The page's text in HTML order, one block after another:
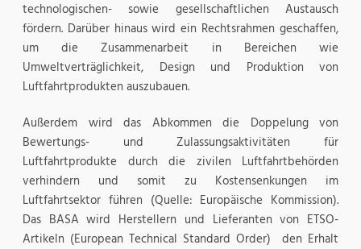
technologischen- sowie gesellschaftlichen Austausch
fördern. Darüber hinaus wird ein Rechtsrahmen geschaffen,
um die Zusammenarbeit in Bereichen wie
Umweltverträglichkeit, Design und Produktion von
Luftfahrtprodukten auszubauen.
Außerdem wird das Abkommen die Doppelung von
Bewertungs- und Zulassungsaktivitäten für
Luftfahrtprodukte durch die zivilen Luftfahrtbehörden
verhindern und somit zu Kostensenkungen im
Luftfahrtsektor führen (Quelle: Europäische Kommission).
Das BASA wird Herstellern und Lieferanten von ETSO-
Artikeln (European Technical Standard Order) den Erhalt